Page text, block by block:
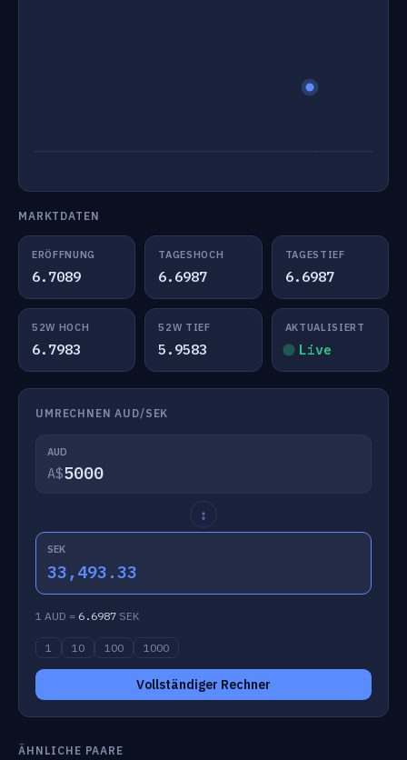
MARKTDATEN
ERÖFFNUNG
6.7089
TAGESHOCH
6.6987
TAGESTIEF
6.6987
52W HOCH
6.7983
52W TIEF
5.9583
AKTUALISIERT
Live
UMRECHNEN AUD/SEK
AUD
A$
↕
SEK
33,493.33
1 AUD = 6.6987 SEK
1 10 100 1000
Vollständiger Rechner
ÄHNLICHE PAARE